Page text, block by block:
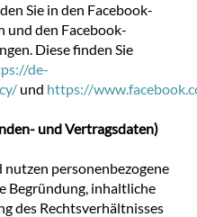
Sie in den Facebook-
und den Facebook-
Diese finden Sie
de-
und https://
und Vertragsdaten)
personenbezogene
Begründung, inhaltliche
des Rechtsverhältnisses